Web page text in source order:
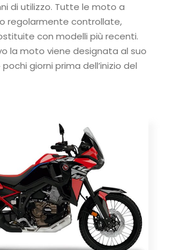
di utilizzo. Tutte le moto a
regolarmente controllate,
con modelli più recenti.
la moto viene designata al suo
giorni prima dell’inizio del